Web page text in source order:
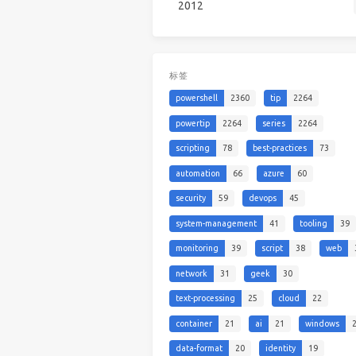
2012
标签
powershell 2360 tip 2264
powertip 2264 series 2264
scripting 78 best-practices 73
automation 66 azure 60
security 59 devops 45
system-management 41 tooling 39
monitoring 39 script 38 web
network 31 geek 30
text-processing 25 cloud 22
container 21 ai 21 windows
data-format 20 identity 19